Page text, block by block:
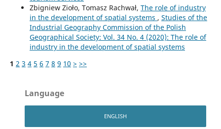
Zbigniew Zioło, Tomasz Rachwał, The role of industry
in the development of spatial systems , Studies of the
Industrial Geography Commission of the Polish
Geographical Society: Vol. 34 No. 4 (2020): The role of
industry in the development of spatial systems
1 2 3 4 5 6 7 8 9 10 > >>
Language
ENGLISH